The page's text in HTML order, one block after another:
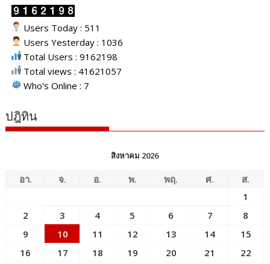
Users Today : 511
Users Yesterday : 1036
Total Users : 9162198
Total views : 41621057
Who's Online : 7
ปฎิทิน
สิงหาคม 2026
อา. จ. อ. พ. พฤ. ศ.
ส.
1
2
3 4 5 6 7
8
9
10 11 12 13 14
15
16
17 18 19 20 21
22